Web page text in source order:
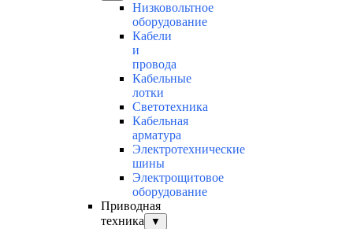
Низковольтное
оборудование
Кабели
и
провода
Кабельные
лотки
Светотехника
Кабельная
арматура
Электротехнические
шины
Электрощитовое
оборудование
Приводная
техника
▼